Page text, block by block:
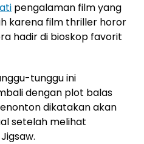
pengalaman film yang
karena film thriller horor
hadir di bioskop favorit
tunggu ini
dengan plot balas
dikatakan akan
setelah melihat